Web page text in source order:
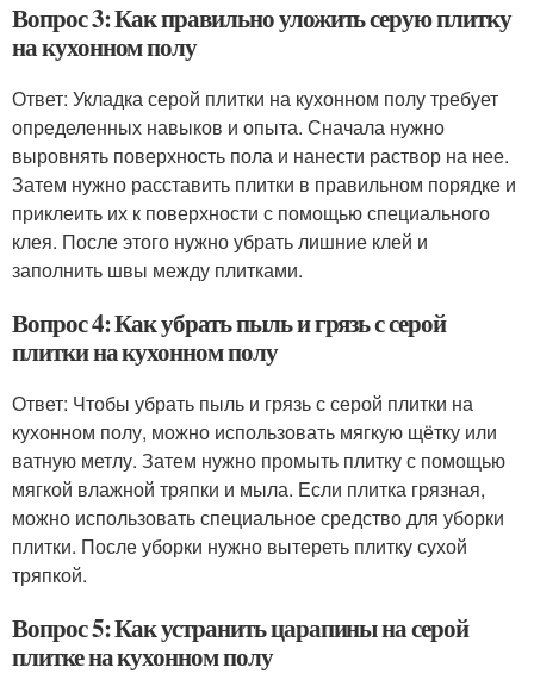
Вопрос 3: Как правильно уложить серую плитку
на кухонном полу
Ответ: Укладка серой плитки на кухонном полу требует
определенных навыков и опыта. Сначала нужно
выровнять поверхность пола и нанести раствор на нее.
Затем нужно расставить плитки в правильном порядке и
приклеить их к поверхности с помощью специального
клея. После этого нужно убрать лишние клей и
заполнить швы между плитками.
Вопрос 4: Как убрать пыль и грязь с серой
плитки на кухонном полу
Ответ: Чтобы убрать пыль и грязь с серой плитки на
кухонном полу, можно использовать мягкую щётку или
ватную метлу. Затем нужно промыть плитку с помощью
мягкой влажной тряпки и мыла. Если плитка грязная,
можно использовать специальное средство для уборки
плитки. После уборки нужно вытереть плитку сухой
тряпкой.
Вопрос 5: Как устранить царапины на серой
плитке на кухонном полу